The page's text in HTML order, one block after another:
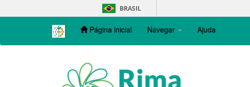
navigation
BRASIL
Página inicial Navegar Ajuda